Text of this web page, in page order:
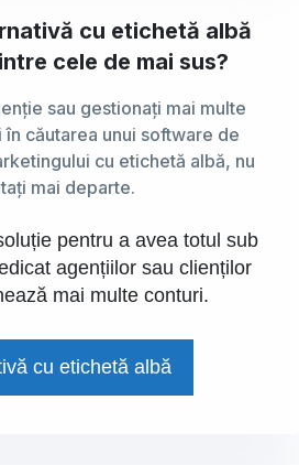
cu etichetă albă
cele de mai sus?
sau gestionați mai multe
căutarea unui software de
cu etichetă albă, nu
mai departe.
pentru a avea totul sub
agențiilor sau clienților
mai multe conturi.
cu etichetă albă